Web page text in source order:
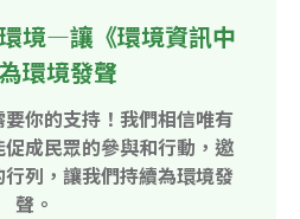
境—讓《環境資訊中
環境發聲
要你的支持！我們相信唯有
成民眾的參與和行動，邀
列，讓我們持續為環境發
聲。